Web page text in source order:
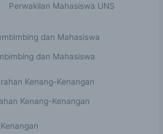
Perwakilan Mahasiswa UNS
dan Mahasiswa
Kenang-Kenangan